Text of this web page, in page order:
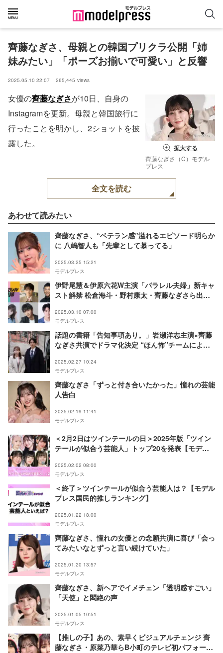
齊藤なぎさ、母親との韓国プリクラ公開「姉
妹みたい」「ポーズお揃いで可愛い」と反響
2025.05.10 22:07 265,445 views
拡大する
齊藤なぎさ（C）モデル
プレス
女優の齊藤なぎさが10日、自身の
Instagramを更新。母親と韓国旅行に
行ったことを明かし、2ショットを披
露した。
全文を読む
あわせて読みたい
齊藤なぎさ、“ベテラン感”溢れるエピソード明らか
に 八嶋智人も「先輩として慕ってる」
2025.03.25 15:21
モデルプレス
伊野尾慧＆伊原六花W主演「パラレル夫婦」新キャ
スト解禁 松倉海斗・野村康太・齊藤なぎさら出演
2025.03.10 07:00
モデルプレス
話題の書籍「告知事項あり。」岩瀬洋志主演×齊藤
なぎさ共演でドラマ化決定 “ほん怖”チームによる
2025.02.27 10:24
モデルプレス
齊藤なぎさ「ずっと付き合いたかった」憧れの芸能
人告白
2025.02.19 11:41
モデルプレス
＜2月2日はツインテールの日＞2025年版「ツイン
テールが似合う芸能人」トップ20を発表【モデル
2025.02.02 08:00
モデルプレス
＜終了＞ツインテールが似合う芸能人は？【モデル
プレス国民的推しランキング】
2025.01.22 18:00
モデルプレス
齊藤なぎさ、憧れの女優との念願共演に喜び「会っ
てみたいなとずっと言い続けていた」
2025.01.20 13:57
モデルプレス
齊藤なぎさ、新ヘアでイメチェン「透明感すごい」
「天使」と悶絶の声
2025.01.05 10:51
モデルプレス
【推しの子】あの、素早くビジュアルチェンジ 齊
藤なぎさ・原菜乃華らB小町のテレビ初パフォーマ